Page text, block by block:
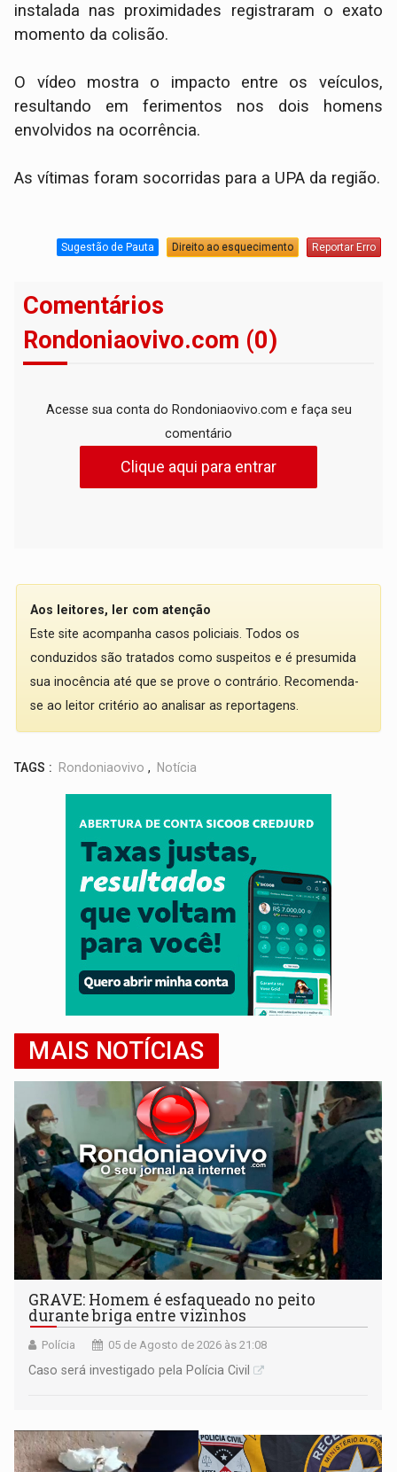
instalada nas proximidades registraram o exato
momento da colisão.
O vídeo mostra o impacto entre os veículos,
resultando em ferimentos nos dois homens
envolvidos na ocorrência.
As vítimas foram socorridas para a UPA da região.
Sugestão de Pauta Direito ao esquecimento Reportar Erro
Comentários
Rondoniaovivo.com (0)
Acesse sua conta do Rondoniaovivo.com e faça seu
comentário
Clique aqui para entrar
Aos leitores, ler com atenção
Este site acompanha casos policiais. Todos os
conduzidos são tratados como suspeitos e é presumida
sua inocência até que se prove o contrário. Recomenda-
se ao leitor critério ao analisar as reportagens.
TAGS : Rondoniaovivo , Notícia
MAIS NOTÍCIAS
GRAVE: Homem é esfaqueado no peito
durante briga entre vizinhos
Polícia 05 de Agosto de 2026 às 21:08
Caso será investigado pela Polícia Civil